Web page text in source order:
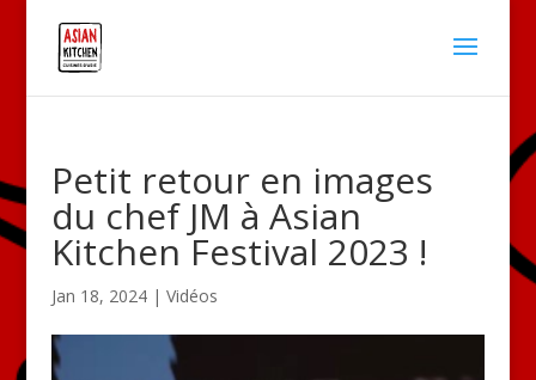
Petit retour en images
du chef JM à Asian
Kitchen Festival 2023 !
Jan 18, 2024| Vidéos